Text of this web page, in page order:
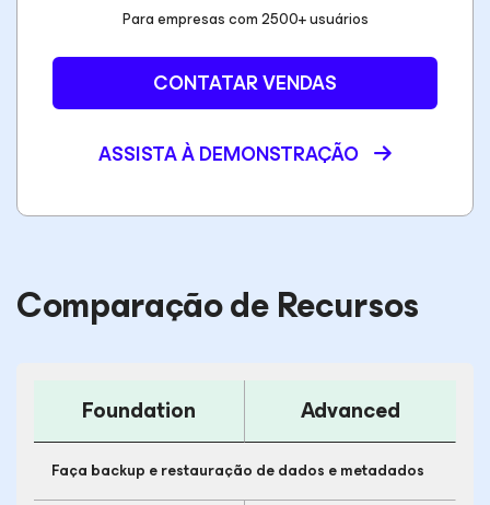
Para empresas com 2500+ usuários
CONTATAR VENDAS
ASSISTA À DEMONSTRAÇÃO
Comparação de Recursos
Foundation Advanced
Faça backup e restauração de dados e metadados